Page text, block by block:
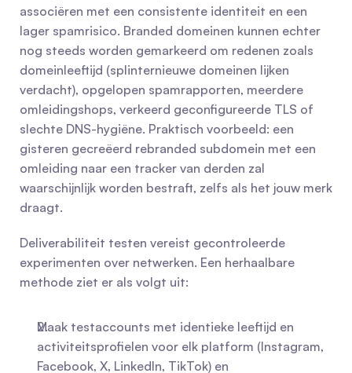
associëren met een consistente identiteit en een
lager spamrisico. Branded domeinen kunnen echter
nog steeds worden gemarkeerd om redenen zoals
domeinleeftijd (splinternieuwe domeinen lijken
verdacht), opgelopen spamrapporten, meerdere
omleidingshops, verkeerd geconfigureerde TLS of
slechte DNS-hygiëne. Praktisch voorbeeld: een
gisteren gecreëerd rebranded subdomein met een
omleiding naar een tracker van derden zal
waarschijnlijk worden bestraft, zelfs als het jouw merk
draagt.
Deliverabiliteit testen vereist gecontroleerde
experimenten over netwerken. Een herhaalbare
methode ziet er als volgt uit:
Maak testaccounts met identieke leeftijd en
activiteitsprofielen voor elk platform (Instagram,
Facebook, X, LinkedIn, TikTok) en